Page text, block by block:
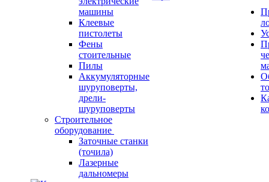
машины
Клеевые
пистолеты
Фены
стоительные
Пилы
Аккумуляторные
шуруповерты,
дрели-
шуруповерты
Строительное
оборудование
Заточные станки
(точила)
Лазерные
дальномеры